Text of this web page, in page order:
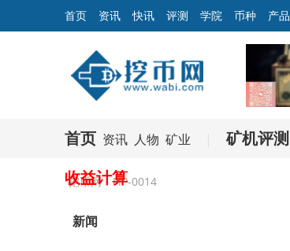
首页 资讯 快讯 评测 学院 币种 产品
首页 资讯 人物 矿业 矿机评测
收益计算
挖币网 FIP-0014
新闻